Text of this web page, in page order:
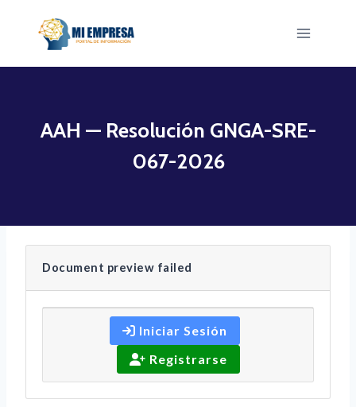
AAH — Resolución GNGA-SRE-
067-2026
Document preview failed
Iniciar Sesión
Registrarse